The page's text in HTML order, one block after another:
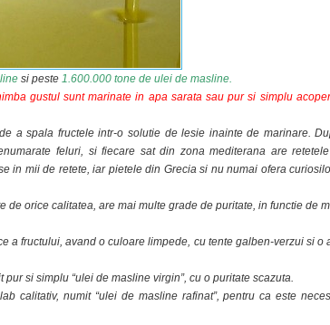
si peste 1.600.000 tone de ulei de masline.
gustul sunt marinate in apa sarata sau pur si simplu
a spala fructele intr-o solutie de lesie inainte de marinare.
feluri, si fiecare sat din zona mediterana are
in mii de retete, iar pietele din Grecia si nu numai ofera
orice calitatea, are mai multe grade de puritate, in functie de
a fructului, avand o culoare limpede, cu tente galben-verzui si o
si simplu “ulei de masline virgin”, cu o puritate scazuta.
calitativ, numit “ulei de masline rafinat”, pentru ca este